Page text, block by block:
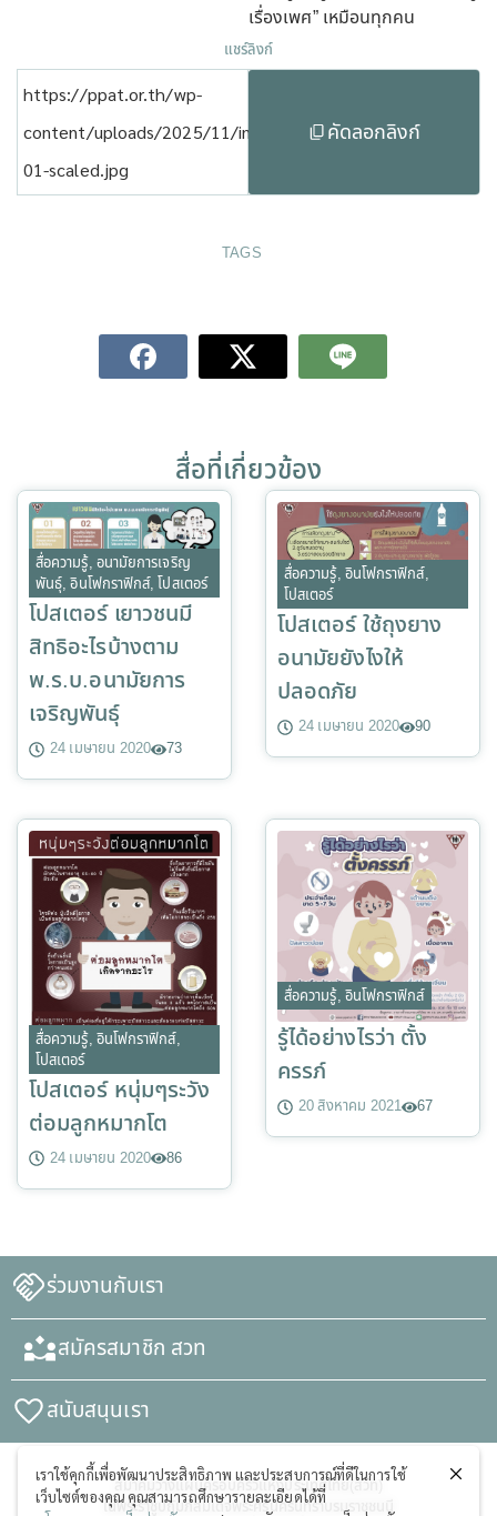
เรื่องเพศ” เหมือนทุกคน
แชร์ลิงก์
https://ppat.or.th/wp-
content/uploads/2025/11/info-
01-scaled.jpg
คัดลอกลิงก์
TAGS
สื่อที่เกี่ยวข้อง
สื่อความรู้, อนามัยการเจริญ
พันธุ์,อินโฟกราฟิกส์,โปสเตอร์
โปสเตอร์ เยาวชนมี
สิทธิอะไรบ้างตาม
พ.ร.บ.อนามัยการ
เจริญพันธุ์
24 เมษายน 2020 73
สื่อความรู้, อินโฟกราฟิกส์,
โปสเตอร์
โปสเตอร์ ใช้ถุงยาง
อนามัยยังไงให้
ปลอดภัย
24 เมษายน 2020 90
สื่อความรู้, อินโฟกราฟิกส์,
โปสเตอร์
โปสเตอร์ หนุ่มๆระวัง
ต่อมลูกหมากโต
24 เมษายน 2020 86
สื่อความรู้, อินโฟกราฟิกส์
รู้ได้อย่างไรว่า ตั้ง
ครรภ์
20 สิงหาคม 2021 67
ร่วมงานกับเรา
สมัครสมาชิก สวท
สนับสนุนเรา
สมาคมวางแผนครอบครัวแห่งประเทศไทย(สวท)
ในพระราชูปถัมภ์สมเด็จพระศรีนครินทราบรมราชชนนี
เราใช้คุกกี้เพื่อพัฒนาประสิทธิภาพ และประสบการณ์ที่ดีในการใช้
เว็บไซต์ของคุณ คุณสามารถศึกษารายละเอียดได้ที่